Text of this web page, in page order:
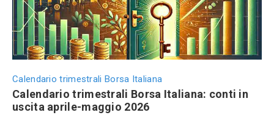
Calendario trimestrali Borsa Italiana
Calendario trimestrali Borsa Italiana: conti in
uscita aprile-maggio 2026